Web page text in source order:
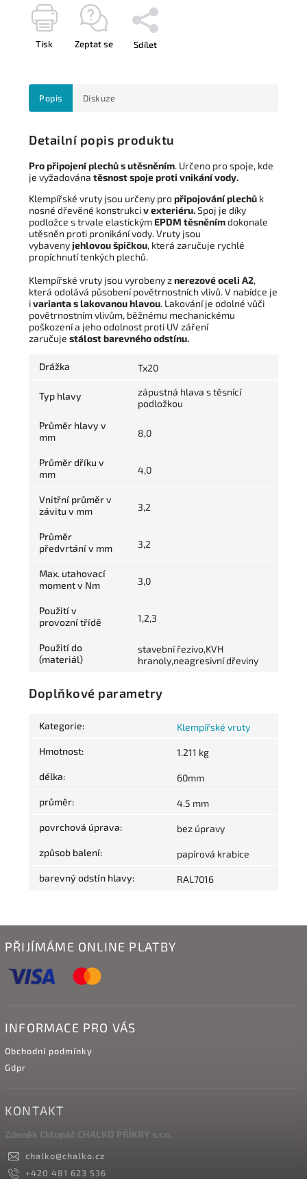
Tisk Zeptat se Sdílet
Popis Diskuze
Detailní popis produktu
Pro připojení plechů s utěsněním. Určeno pro spoje, kde
je vyžadována těsnost spoje proti vnikání vody.
Klempířské vruty jsou určeny propřipojování plechů k
nosné dřevěné konstrukciv exteriéru.Spoj je díky
podložce s trvale elastickýmEPDM těsněnímdokonale
utěsněn proti pronikání vody. Vruty jsou
vybaveny jehlovou špičkou, která zaručuje rychlé
propíchnutí tenkých plechů.
Klempířské vruty jsou vyrobeny znerezové oceli A2,
která odolává působení povětrnostních vlivů. V nabídce je
ivarianta s lakovanou hlavou. Lakování je odolné vůči
povětrnostním vlivům, běžnému mechanickému
poškození a jeho odolnost proti UV záření
zaručuje stálost barevného odstínu.
Drážka Tx20
Typ hlavy
zápustná hlava s těsnící
podložkou
Průměr hlavy v
mm
8,0
Průměr dříku v
mm
4,0
Vnitřní průměr v
závitu v mm
3,2
Průměr
předvrtání v mm
3,2
Max. utahovací
moment v Nm
3,0
Použití v
provozní třídě
1,2,3
Použití do
(materiál)
stavební řezivo,KVH
hranoly,neagresivní dřeviny
Doplňkové parametry
Kategorie: Klempířské vruty
Hmotnost: 1.211 kg
délka: 60mm
průměr: 4.5 mm
povrchová úprava: bez úpravy
způsob balení: papírová krabice
barevný odstín hlavy: RAL7016
PŘIJÍMÁME ONLINE PLATBY
INFORMACE PRO VÁS
Obchodní podmínky
Gdpr
KONTAKT
Zdeněk Chlupáč CHALKO PŘÍKRÝ s.r.o.
chalko@chalko.cz
+420 481 623 536